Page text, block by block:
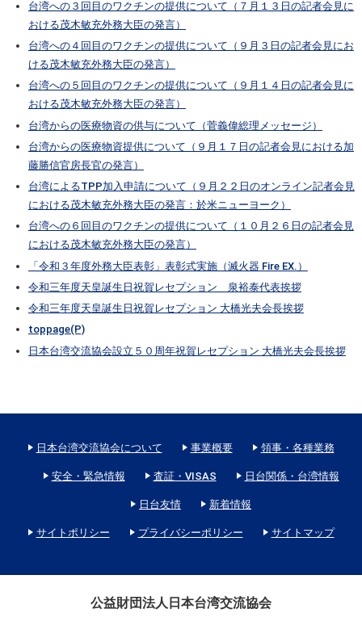
台湾への３回目のワクチンの提供について（７月１３日の記者会見に
おける茂木敏充外務大臣の発言）
台湾への４回目のワクチンの提供について（９月３日の記者会見にお
ける茂木敏充外務大臣の発言）
台湾への５回目のワクチンの提供について（９月１４日の記者会見に
おける茂木敏充外務大臣の発言）
台湾からの医療物資の供与について（菅義偉総理メッセージ）
台湾からの医療物資提供について（９月１７日の記者会見における加
藤勝信官房長官の発言）
台湾によるTPP加入申請について（９月２２日のオンライン記者会見
における茂木敏充外務大臣の発言：於米ニューヨーク）
台湾への６回目のワクチンの提供について（１０月２６日の記者会見
における茂木敏充外務大臣の発言）
「令和３年度外務大臣表彰」表彰式実施（滅火器 Fire EX.）
令和三年度天皇誕生日祝賀レセプション 泉裕泰代表挨拶
令和三年度天皇誕生日祝賀レセプション 大橋光夫会長挨拶
toppage(P)
日本台湾交流協会設立５０周年祝賀レセプション 大橋光夫会長挨拶
日本台湾交流協会について 事業概要 領事・各種業務
安全・緊急情報 査証・VISAS 日台関係・台湾情報
日台友情 新着情報
サイトポリシー プライバシーポリシー サイトマップ
公益財団法人日本台湾交流協会